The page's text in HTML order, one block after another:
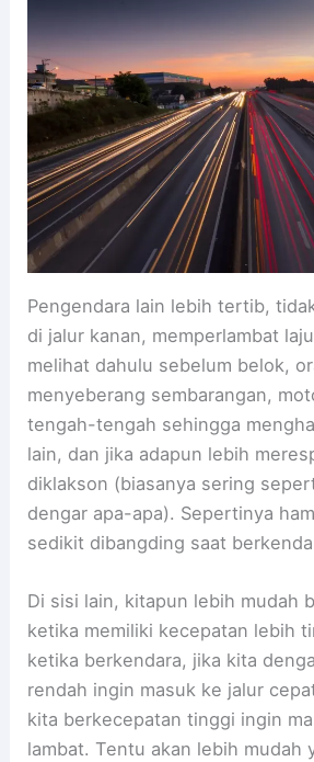
Pengendara lain lebih tertib,
di jalur kanan, memperlambat
melihat dahulu sebelum belok,
menyeberang sembarangan,
tengah-tengah sehingga
lain, dan jika adapun lebih
diklakson (biasanya sering
dengar apa-apa). Sepertinya
sedikit dibangding saat
Di sisi lain, kitapun lebih mudah
ketika memiliki kecepatan lebih
ketika berkendara, jika kita
rendah ingin masuk ke jalur
kita berkecepatan tinggi ingin
lambat. Tentu akan lebih mudah